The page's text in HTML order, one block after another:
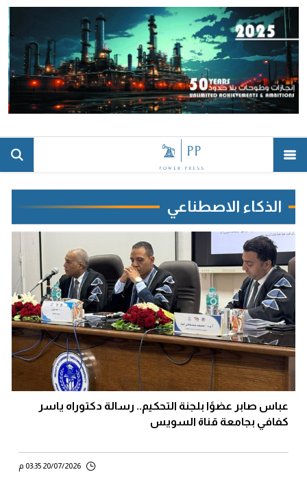
الذكاء الاصطناعي
عباس صابر عضوًا بلجنة التحكيم.. رسالة دكتوراه ياسر
كفافي بجامعة قناة السويس
20/07/2026 03:35 م